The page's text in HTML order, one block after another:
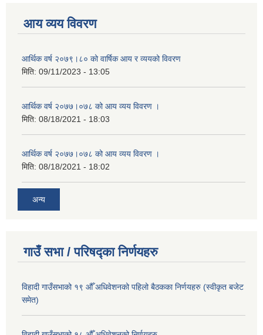
आय व्यय विवरण
आर्थिक वर्ष २०७९।८० को वार्षिक आय र व्ययको विवरण
मिति: 09/11/2023 - 13:05
आर्थिक वर्ष २०७७।०७८ को आय व्यय विवरण ।
मिति: 08/18/2021 - 18:03
आर्थिक वर्ष २०७७।०७८ को आय व्यय विवरण ।
मिति: 08/18/2021 - 18:02
अन्य
गाउँ सभा / परिषद्का निर्णयहरु
विहादी गाउँसभाको १९ औँ अधिवेशनको पहिलो बैठकका निर्णयहरु (स्वीकृत बजेट
समेत)